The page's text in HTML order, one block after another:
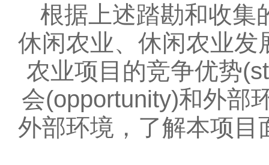
根据上述踏勘和收集
休闲农业、休闲农业发
农业项目的竞争优势
会(opportunity)和外部
外部环境，了解本项目